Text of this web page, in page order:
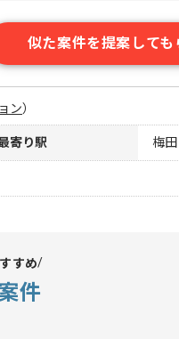
似た案件を提案しても
ン）
寄り駅 梅
すめ
件